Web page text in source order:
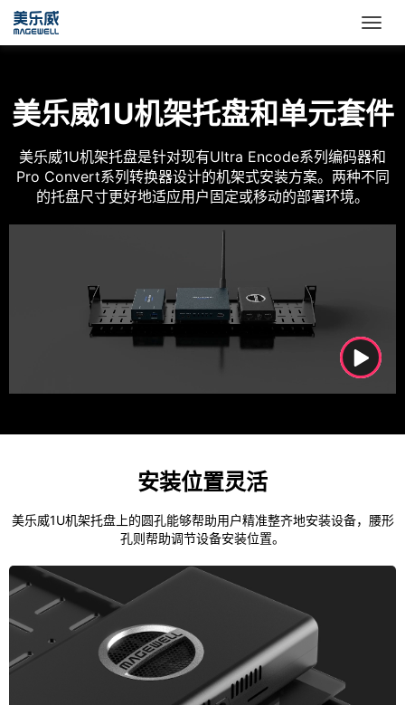
美乐威1U机架托盘和单元套件
美乐威1U机架托盘是针对现有Ultra Encode系列编码器和
Pro Convert系列转换器设计的机架式安装方案。两种不同
的托盘尺寸更好地适应用户固定或移动的部署环境。
安装位置灵活
美乐威1U机架托盘上的圆孔能够帮助用户精准整齐地安装设备，腰形
孔则帮助调节设备安装位置。